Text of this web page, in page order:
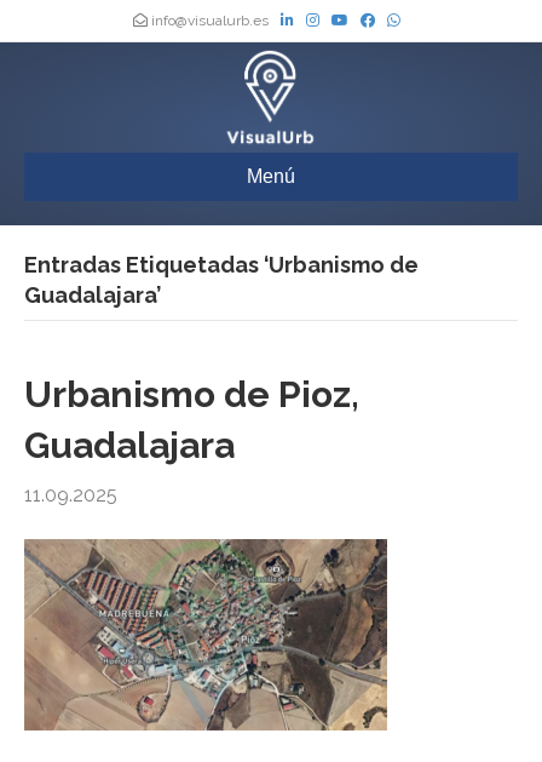
info@visualurb.es
Menú
Entradas Etiquetadas ‘Urbanismo de
Guadalajara’
Urbanismo de Pioz,
Guadalajara
11.09.2025